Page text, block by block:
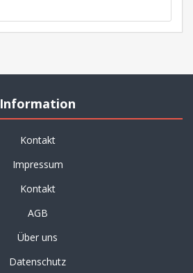
Information
Kontakt
Impressum
Kontakt
AGB
Über uns
Datenschutz